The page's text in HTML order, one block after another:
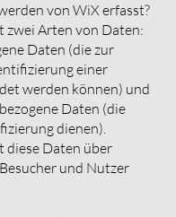
von WiX erfasst?
zwei Arten von Daten:
Daten (die zur
einer
werden können) und
Daten (die
dienen).
diese Daten über
und Nutzer